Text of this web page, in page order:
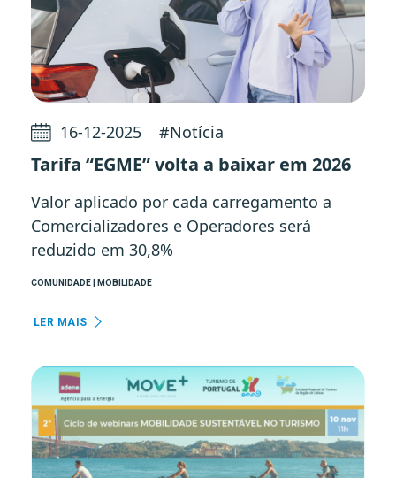
16-12-2025 #Notícia
Tarifa “EGME” volta a baixar em 2026
Valor aplicado por cada carregamento a
Comercializadores e Operadores será
reduzido em 30,8%
COMUNIDADE | MOBILIDADE
LER MAIS